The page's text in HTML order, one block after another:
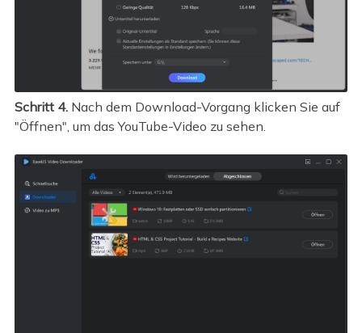
Schritt 4. Nach dem Download-Vorgang klicken Sie auf
"Öffnen", um das YouTube-Video zu sehen.